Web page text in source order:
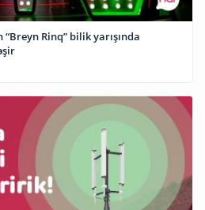
Rinq” bilik yarışında